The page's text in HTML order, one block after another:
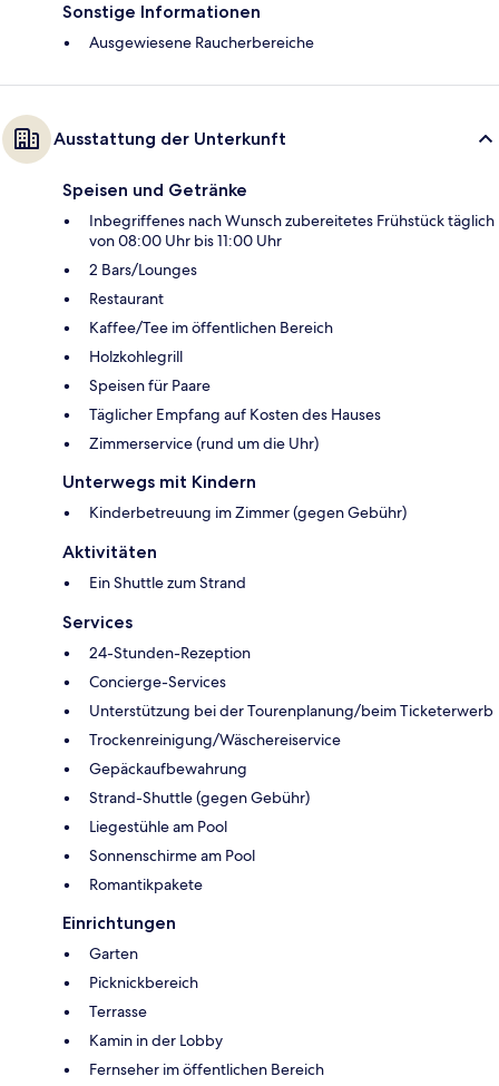
Sonstige Informationen
Ausgewiesene Raucherbereiche
Ausstattung der Unterkunft
Speisen und Getränke
Inbegriffenes nach Wunsch zubereitetes Frühstück täglich
von 08:00 Uhr bis 11:00 Uhr
2 Bars/Lounges
Restaurant
Kaffee/Tee im öffentlichen Bereich
Holzkohlegrill
Speisen für Paare
Täglicher Empfang auf Kosten des Hauses
Zimmerservice (rund um die Uhr)
Unterwegs mit Kindern
Kinderbetreuung im Zimmer (gegen Gebühr)
Aktivitäten
Ein Shuttle zum Strand
Services
24-Stunden-Rezeption
Concierge-Services
Unterstützung bei der Tourenplanung/beim Ticketerwerb
Trockenreinigung/Wäschereiservice
Gepäckaufbewahrung
Strand-Shuttle (gegen Gebühr)
Liegestühle am Pool
Sonnenschirme am Pool
Romantikpakete
Einrichtungen
Garten
Picknickbereich
Terrasse
Kamin in der Lobby
Fernseher im öffentlichen Bereich